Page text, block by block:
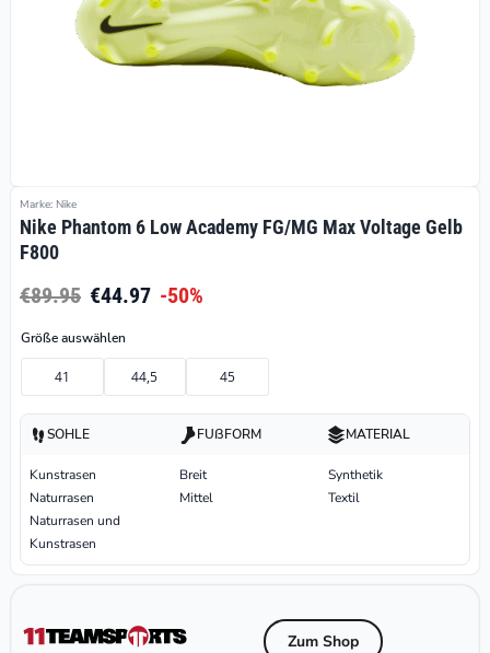
Marke: Nike
Nike Phantom 6 Low Academy FG/MG Max Voltage Gelb
F800
€89.95 €44.97 -50%
Größe auswählen
41 44,5 45
SOHLE
Kunstrasen
Naturrasen
Naturrasen und
Kunstrasen
FUßFORM
Breit
Mittel
MATERIAL
Synthetik
Textil
Zum Shop